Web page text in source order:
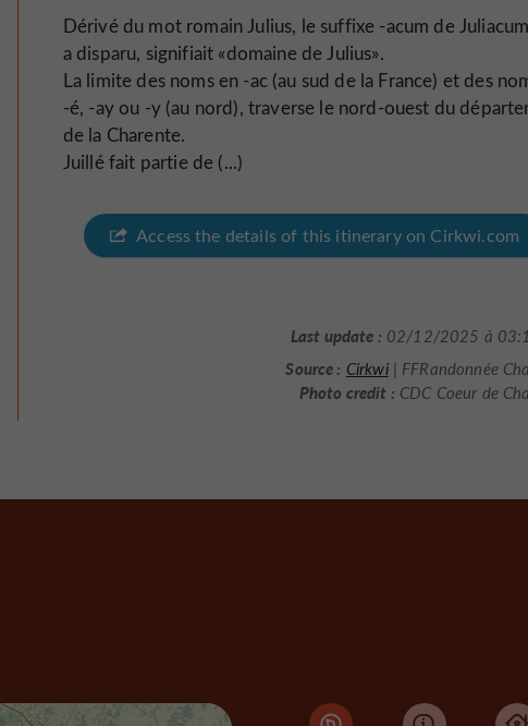
Dérivé du mot romain Julius, le suffixe -acum de
a disparu, signifiait «domaine de Julius».
La limite des noms en -ac (au sud de la France) et des
-é, -ay ou -y (au nord), traverse le nord-ouest du
de la Charente.
Juillé fait partie de (...)
Access the details of this itinerary on Cirkwi.com
Last update : 02/12/2025 à
Source : Cirkwi| FFRandonnée
Photo credit : CDC Coeur de